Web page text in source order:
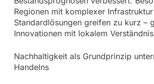
Regionen mit komplexer
Standardlösungen greifen zu kurz –
Innovationen mit lokalem
Nachhaltigkeit als Grundprinzip
Handelns